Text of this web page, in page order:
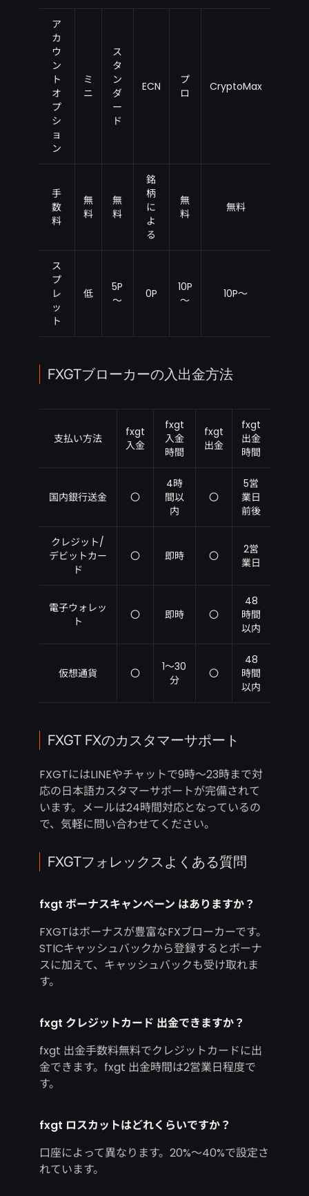
ア
カ
ウ
ン
ト
オ
プ
シ
ョ
ン
ミ
ニ
ス
タ
ン
ダ
ー
ド
ECN
プ
ロ
CryptoMax
手
数
料
無
料
無
料
銘
柄
に
よ
る
無
料
無料
ス
プ
レ
ッ
ト
低
5P
～
0P
10P
～
10P～
FXGTブローカーの入出金方法
支払い方法
fxgt
入金
fxgt
入金
時間
fxgt
出金
fxgt
出金
時間
国内銀行送金 〇
4時
間以
内
〇
5営
業日
前後
クレジット/
デビットカー
ド
〇 即時 〇
2営
業日
電子ウォレッ
ト
〇 即時 〇
48
時間
以内
仮想通貨 〇
1～30
分
〇
48
時間
以内
FXGT FXのカスタマーサポート
FXGTにはLINEやチャットで9時～23時まで対
応の日本語カスタマーサポートが完備されて
います。メールは24時間対応となっているの
で、気軽に問い合わせてください。
FXGTフォレックスよくある質問
fxgt ボーナスキャンペーン はありますか？
FXGTはボーナスが豊富なFXブローカーです。
STICキャッシュバックから登録するとボーナ
スに加えて、キャッシュバックも受け取れま
す。
fxgt クレジットカード 出金できますか？
fxgt 出金手数料無料でクレジットカードに出
金できます。fxgt 出金時間は2営業日程度で
す。
fxgt ロスカットはどれくらいですか？
口座によって異なります。20%～40%で設定さ
れています。